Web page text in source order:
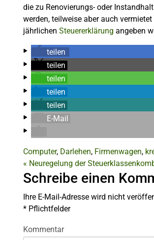
die zu Renovierungs- oder
werden, teilweise aber auch
jährlichen Steuererklärung angeben
teilen
teilen
teilen
teilen
teilen
E-Mail
Computer, Darlehen, Firmenwagen,
« Neuregelung der
Schreibe einen
Ihre E-Mail-Adresse wird nicht
* Pflichtfelder
Kommentar